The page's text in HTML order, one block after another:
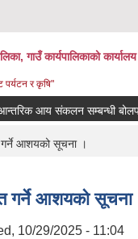
गाउँ कार्यपालिकाको कार्यालय
पर्यटन र कृषि"
आय संकलन सम्बन्धी
आशयको सूचना ।
गर्ने आशयको सूचना
10/29/2025 - 11:04